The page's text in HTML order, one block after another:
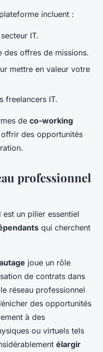
incluent :
IT.
des offres de missions.
mettre en valeur votre
freelancers IT.
de co-working
des opportunités
professionnel
un pilier essentiel
qui cherchent
joue un rôle
de contrats dans
réseau professionnel
des opportunités
à des
ou virtuels tels
élargir